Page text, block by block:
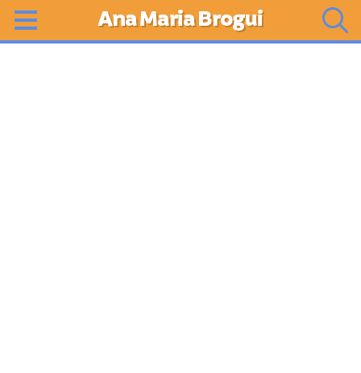
Ana Maria Brogui